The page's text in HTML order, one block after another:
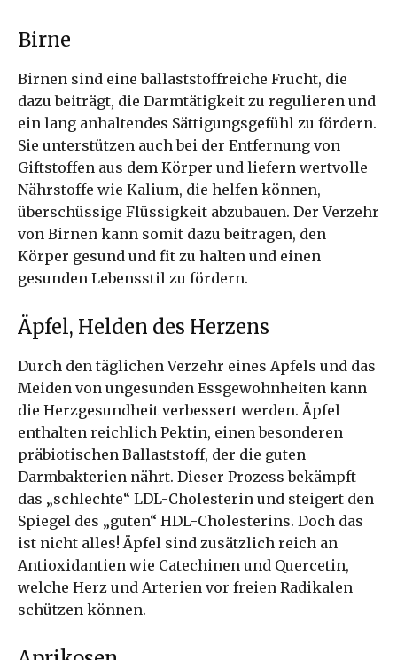
Birne
Birnen sind eine ballaststoffreiche Frucht, die
dazu beiträgt, die Darmtätigkeit zu regulieren und
ein lang anhaltendes Sättigungsgefühl zu fördern.
Sie unterstützen auch bei der Entfernung von
Giftstoffen aus dem Körper und liefern wertvolle
Nährstoffe wie Kalium, die helfen können,
überschüssige Flüssigkeit abzubauen. Der Verzehr
von Birnen kann somit dazu beitragen, den
Körper gesund und fit zu halten und einen
gesunden Lebensstil zu fördern.
Äpfel, Helden des Herzens
Durch den täglichen Verzehr eines Apfels und das
Meiden von ungesunden Essgewohnheiten kann
die Herzgesundheit verbessert werden. Äpfel
enthalten reichlich Pektin, einen besonderen
präbiotischen Ballaststoff, der die guten
Darmbakterien nährt. Dieser Prozess bekämpft
das „schlechte“ LDL-Cholesterin und steigert den
Spiegel des „guten“ HDL-Cholesterins. Doch das
ist nicht alles! Äpfel sind zusätzlich reich an
Antioxidantien wie Catechinen und Quercetin,
welche Herz und Arterien vor freien Radikalen
schützen können.